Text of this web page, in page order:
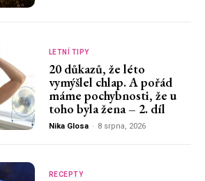
LETNÍ TIPY
20 důkazů, že léto
vymýšlel chlap. A pořád
máme pochybnosti, že u
toho byla žena – 2. díl
Nika Glosa - 8 srpna, 2026
RECEPTY